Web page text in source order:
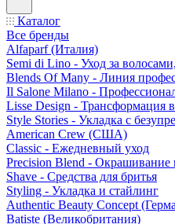
Каталог
Все бренды
Alfaparf (Италия)
Semi di Lino - Уход за
Blends Of Many - Линия
Il Salone Milano -
Lisse Design - Трансформация
Style Stories - Укладка с
American Crew (США)
Classic - Ежедневный уход
Precision Blend - Окрашивание
Shave - Средства для бритья
Styling - Укладка и стайлинг
Authentic Beauty Concept
Batiste (Великобритания)